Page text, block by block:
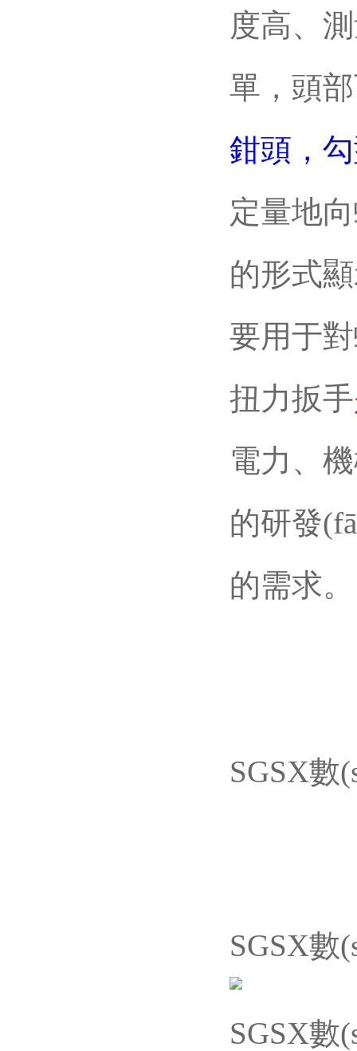
度高、
單，頭
鉗頭，
定量地向
的形式顯
要用于
扭力扳手
電力
的研發
的需求。
SGSX數
SGSX數
SGSX數